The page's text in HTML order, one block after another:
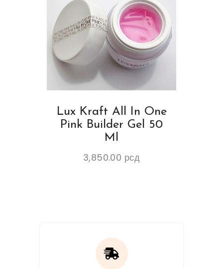
Lux Kraft All In One
Pink Builder Gel 50
Ml
3,850.00 рсд